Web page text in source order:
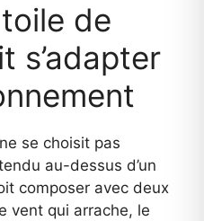
de
s’adapter
se choisit pas
au-dessus d’un
composer avec deux
vent qui arrache, le